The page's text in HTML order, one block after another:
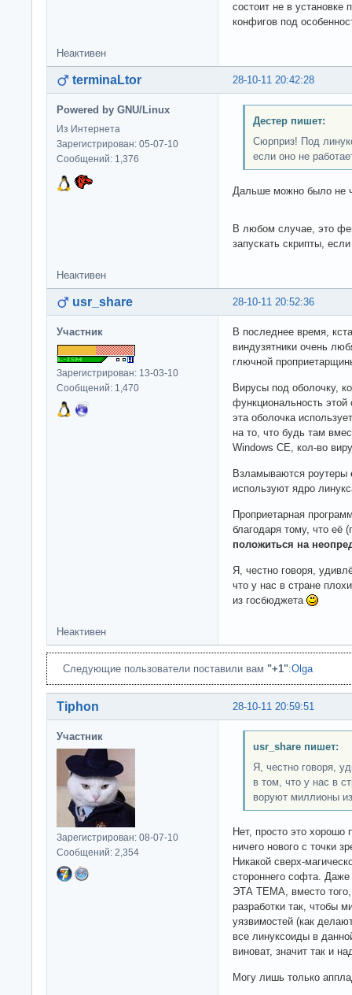
состоит не в установке
конфигов под
Неактивен
28-10-11 20:42:28
terminaLtor
Powered by GNU/Linux
Из Интернета
Зарегистрирован: 05-07-10
Сообщений: 1,376
Дестер пишет:
Сюрприз! Под
если оно не
Дальше можно было не
В любом случае, это
запускать скрипты,
Неактивен
28-10-11 20:52:36
usr_share
Участник
Зарегистрирован: 13-03-10
Сообщений: 1,470
В последнее время,
виндузятники очень
глючной
Вирусы под оболочку,
функциональность этой
эта оболочка
на то, что будь там
Windows CE, кол-во
Взламываются роутеры
используют ядро
Проприетарная
благодаря тому, что её
положиться на
Я, честно говоря,
что у нас в стране
из госбюджета
Неактивен
Следующие пользователи поставили вам "+1":Olga
28-10-11 20:59:51
Tiphon
Участник
Зарегистрирован: 08-07-10
Сообщений: 2,354
usr_share пишет:
Я, честно говоря,
в том, что у нас в
воруют миллионы
Нет, просто это хорошо
ничего нового с точки
Никакой сверх-
стороннего софта.
ЭТА ТЕМА, вместо того,
разработки так, чтобы
уязвимостей (как
все линуксоиды в
виноват, значит так и
Могу лишь только